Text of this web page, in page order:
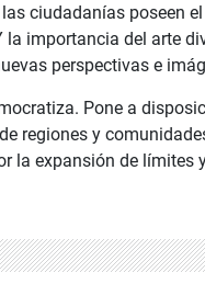
ciudadanías poseen
importancia del arte
perspectivas e
Pone a
regiones y
la expansión de límites